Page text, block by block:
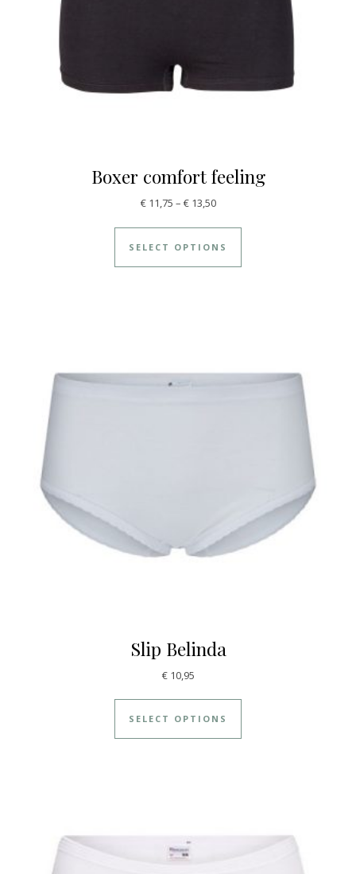
Boxer comfort feeling
€11,75 – €13,50
SELECT OPTIONS
Slip Belinda
€10,95
SELECT OPTIONS